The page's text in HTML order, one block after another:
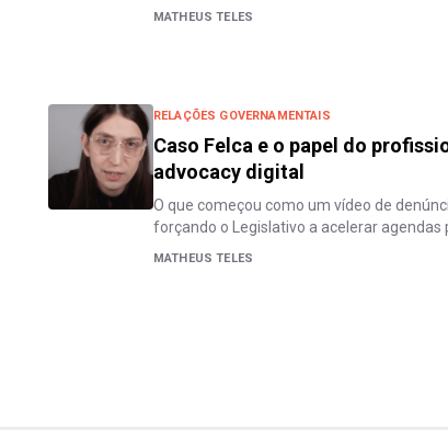
MATHEUS TELES
RELAÇÕES GOVERNAMENTAIS
Caso Felca e o papel do
advocacy digital
O que começou como um vídeo de
forçando o Legislativo a acelerar agendas
MATHEUS TELES